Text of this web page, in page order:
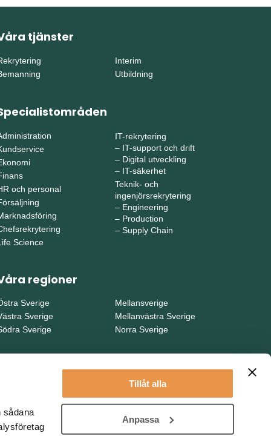
sådana
Tillåt alla
Anpassa
tjänster
Interim
Utbildning
och personal
Science
IT-rekrytering
– IT-support och drift
– Digital utveckling
– IT-säkerhet
Teknik- och
ingenjörsrekrytering
– Engineering
– Production
– Supply Chain
regioner
Sverige
Sverige
Sverige
Mellansverige
Mellanvästra Sverige
Norra Sverige